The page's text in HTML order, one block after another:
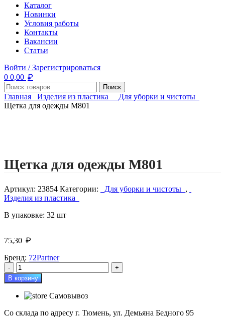
Каталог
Новинки
Условия работы
Контакты
Вакансии
Статьи
Войти / Зарегистрироваться
0 0,00 ₽
Поиск
Главная Изделия из пластика
Для уборки и чистоты
Щетка для одежды М801
Щетка для одежды М801
Артикул: 23854 Категории: Для уборки и чистоты ,
Изделия из пластика
В упаковке: 32 шт
75,30 ₽
Бренд: 72Partner
Количество
товара
Щетка
для
одежды
М801
В корзину
Самовывоз
Со склада по адресу г. Тюмень, ул. Демьяна Бедного 95